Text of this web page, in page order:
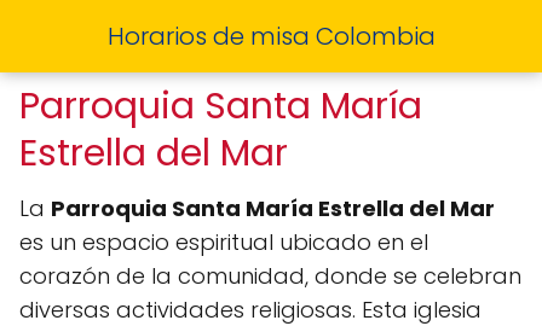
Horarios de misa Colombia
Parroquia Santa María
Estrella del Mar
La Parroquia Santa María Estrella del Mar
es un espacio espiritual ubicado en el
corazón de la comunidad, donde se celebran
diversas actividades religiosas. Esta iglesia